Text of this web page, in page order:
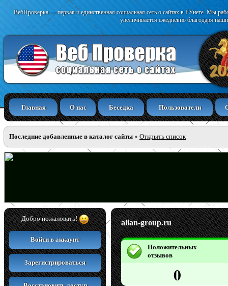
ВебПроверка — первая и единственная социальная сеть о сайтах в РУнете. Мы
увеличивается ежедневно благодаря
Главная О нас Беседка Пользователи
Последние добавленные в каталог сайты » Открыть список
Добро пожаловать!
Войти в аккаунт
Зарегистрироваться
alian-group.ru
Положительных
отзывов
0